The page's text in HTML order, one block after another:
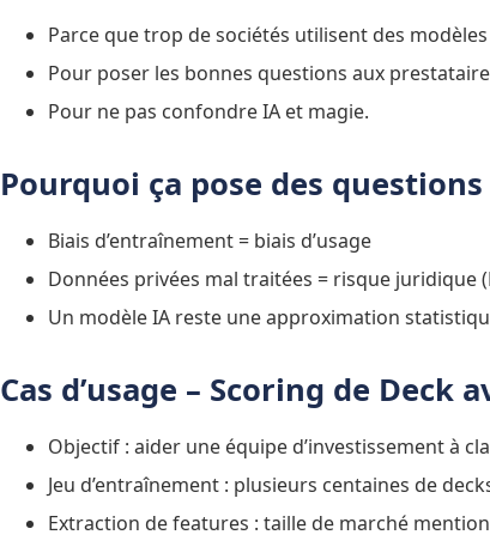
Parce que trop de sociétés utilisent des
Pour poser les bonnes questions aux
Pour ne pas confondre IA et magie.
Pourquoi ça pose des
Biais d’entraînement = biais d’usage
Données privées mal traitées = risque juridique
Un modèle IA reste une approximation
Cas d’usage – Scoring de Deck
Objectif : aider une équipe d’investissement à
Jeu d’entraînement : plusieurs centaines de
Extraction de features : taille de marché